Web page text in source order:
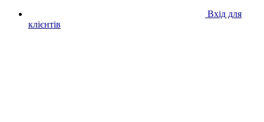
Вхід для
клієнтів